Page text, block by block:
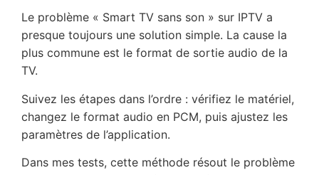
Le problème « Smart TV sans son » sur IPTV a
presque toujours une solution simple. La cause la
plus commune est le format de sortie audio de la
TV.
Suivez les étapes dans l’ordre : vérifiez le matériel,
changez le format audio en PCM, puis ajustez les
paramètres de l’application.
Dans mes tests, cette méthode résout le problème